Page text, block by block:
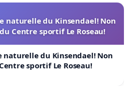
naturelle du Kinsendael! Non
Centre sportif Le Roseau!
naturelle du Kinsendael! Non
sportif Le Roseau!